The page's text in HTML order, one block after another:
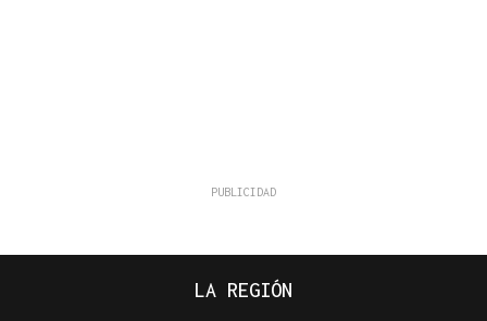
LA REGIÓN